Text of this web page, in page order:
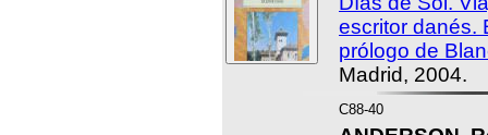
escritor danés.
prólogo de
Madrid, 2004.
C88-40